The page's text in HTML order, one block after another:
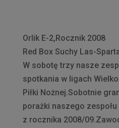
Orlik E-2,Rocznik 2008
Red Box Suchy Las-
W sobotę trzy nasze
spotkania w ligach
Piłki Nożnej.Sobotnie
porażki naszego
z rocznika 2008/